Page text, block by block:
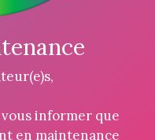
vous informer que
en maintenance